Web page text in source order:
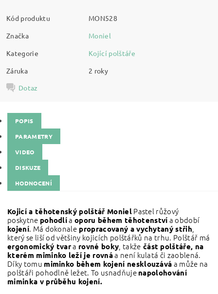
Kód produktu
MON528
Značka
Moniel
Kategorie
Kojící polštáře
Záruka
2 roky
Dotaz
POPIS
PARAMETRY
VIDEO
DISKUZE
HODNOCENÍ
Kojicí a těhotenský polštář MonielPastel růžový
poskytne pohodlíaoporu během těhotenství a období
kojení. Má dokonale propracovaný a vychytaný střih
který se liší od většiny kojicích polštářků na trhu. Polštář má
ergonomický tvara rovné boky , takže část polštáře, na
kterém miminko leží je rovnáa není kulatá či zaoblená.
Díky tomu miminko během kojení nesklouzává a může na
polštáři pohodlně ležet. To usnadňuje napolohování
miminka v průběhu kojení.